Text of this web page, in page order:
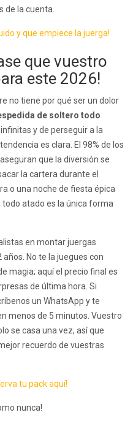
de la cuenta.
y que empiece la juerga!
que vuestro
este 2026!
no tiene por qué ser un dolor
de soltero todo
y de perseguir a la
es clara. El 98% de los
que la diversión se
la cartera durante el
o una noche de fiesta épica
atado es la única forma
en montar juergas
No te la juegues con
magia; aquí el precio final es
de última hora. Si
un WhatsApp y te
menos de 5 minutos. Vuestro
se casa una vez, así que
recuerdo de vuestras
tu pack aquí!
nunca!